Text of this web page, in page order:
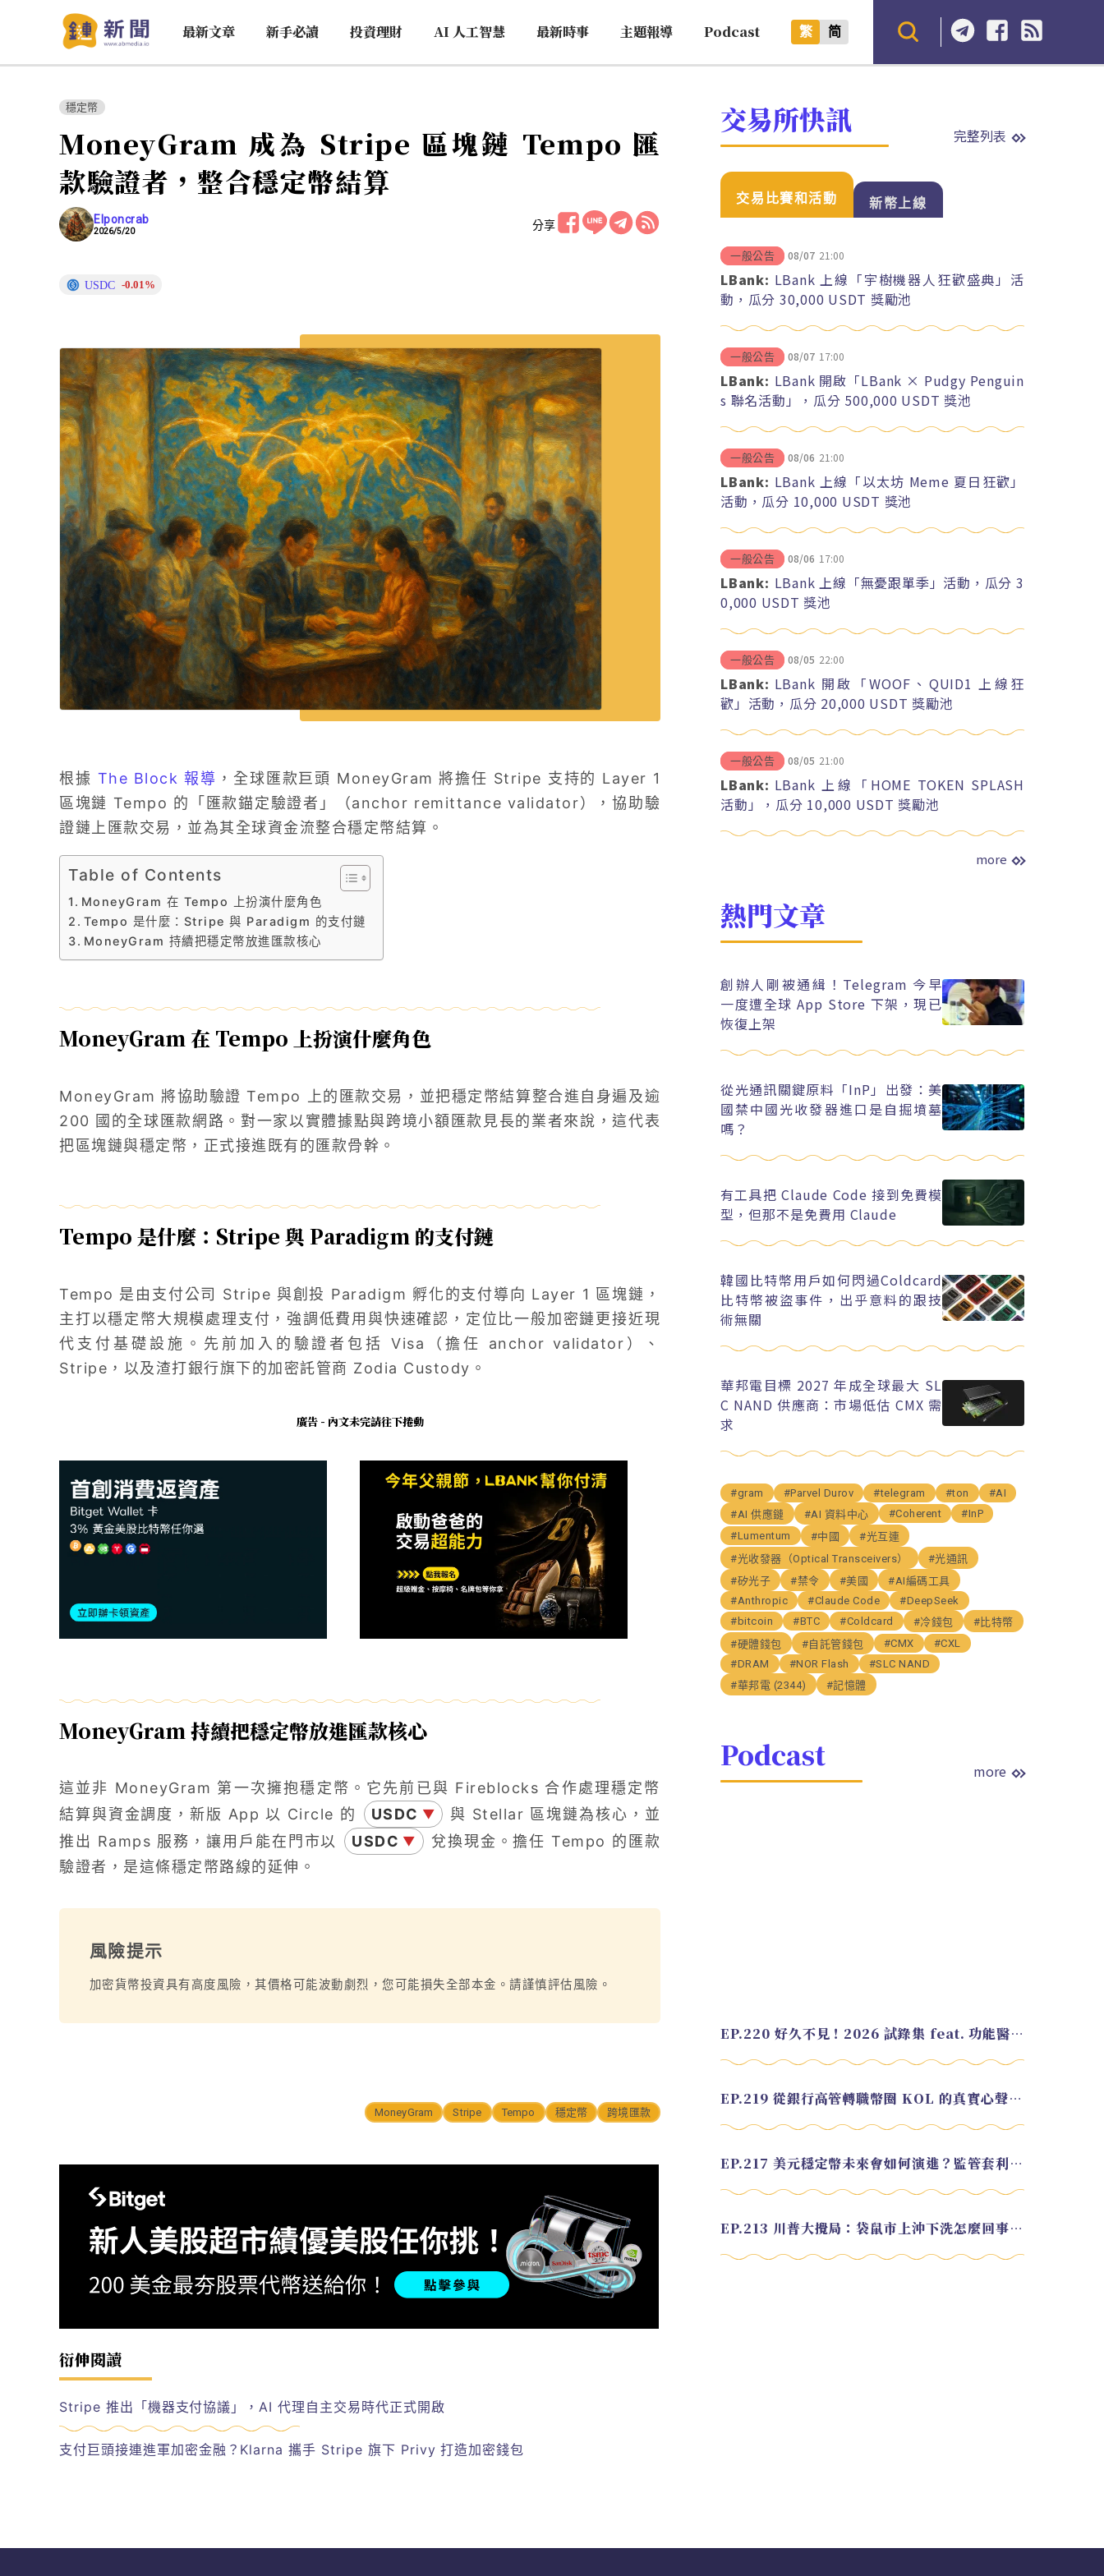
最新文章 新手必讀 投資理財 AI 人工智慧 最新時事 主題報導 Podcast 繁 简
穩定幣
MoneyGram 成為 Stripe 區塊鏈 Tempo 匯
款驗證者，整合穩定幣結算
Elponcrab
2026/5/20 分享
USDC -0.01%
根據 The Block 報導 ，全球匯款巨頭 MoneyGram 將擔任 Stripe 支持的 Layer 1
區塊鏈 Tempo 的「匯款錨定驗證者」（anchor remittance validator），協助驗
證鏈上匯款交易，並為其全球資金流整合穩定幣結算。
Table of Contents
MoneyGram 在 Tempo 上扮演什麼角色
Tempo 是什麼：Stripe 與 Paradigm 的支付鏈
MoneyGram 持續把穩定幣放進匯款核心
MoneyGram 在 Tempo 上扮演什麼角色
MoneyGram 將協助驗證 Tempo 上的匯款交易，並把穩定幣結算整合進自身遍及逾
200 國的全球匯款網路。對一家以實體據點與跨境小額匯款見長的業者來說，這代表
把區塊鏈與穩定幣，正式接進既有的匯款骨幹。
Tempo 是什麼：Stripe 與 Paradigm 的支付鏈
Tempo 是由支付公司 Stripe 與創投 Paradigm 孵化的支付導向 Layer 1 區塊鏈，
主打以穩定幣大規模處理支付，強調低費用與快速確認，定位比一般加密鏈更接近現
代支付基礎設施。先前加入的驗證者包括 Visa（擔任 anchor validator）、
Stripe，以及渣打銀行旗下的加密託管商 Zodia Custody。
廣告 - 內文未完請往下捲動
MoneyGram 持續把穩定幣放進匯款核心
這並非 MoneyGram 第一次擁抱穩定幣。它先前已與 Fireblocks 合作處理穩定幣
結算與資金調度，新版 App 以 Circle 的
USDC ▼
與 Stellar 區塊鏈為核心，並
推出 Ramps 服務，讓用戶能在門市以
USDC ▼
兌換現金。擔任 Tempo 的匯款
驗證者，是這條穩定幣路線的延伸。
風險提示
加密貨幣投資具有高度風險，其價格可能波動劇烈，您可能損失全部本金。請謹慎評估風險。
MoneyGram Stripe Tempo 穩定幣 跨境匯款
衍伸閱讀
Stripe 推出「機器支付協議」，AI 代理自主交易時代正式開啟
支付巨頭接連進軍加密金融？Klarna 攜手 Stripe 旗下 Privy 打造加密錢包
交易所快訊 完整列表
交易比賽和活動 新幣上線
一般公告 08/07 21:00
LBank: LBank 上線「宇樹機器人狂歡盛典」活
動，瓜分 30,000 USDT 獎勵池
一般公告 08/07 17:00
LBank: LBank 開啟「LBank × Pudgy Penguin
s 聯名活動」，瓜分 500,000 USDT 獎池
一般公告 08/06 21:00
LBank: LBank 上線「以太坊 Meme 夏日狂歡」
活動，瓜分 10,000 USDT 獎池
一般公告 08/06 17:00
LBank: LBank 上線「無憂跟單季」活動，瓜分 3
0,000 USDT 獎池
一般公告 08/05 22:00
LBank: LBank 開啟「WOOF、QUID1 上線狂
歡」活動，瓜分 20,000 USDT 獎勵池
一般公告 08/05 21:00
LBank: LBank 上線「HOME TOKEN SPLASH
活動」，瓜分 10,000 USDT 獎勵池
more
熱門文章
創辦人剛被通緝！Telegram 今早
一度遭全球 App Store 下架，現已
恢復上架
從光通訊關鍵原料「InP」出發：美
國禁中國光收發器進口是自掘墳墓
嗎？
有工具把 Claude Code 接到免費模
型，但那不是免費用 Claude
韓國比特幣用戶如何閃過Coldcard
比特幣被盜事件，出乎意料的跟技
術無關
華邦電目標 2027 年成全球最大 SL
C NAND 供應商：市場低估 CMX 需
求
#gram #Parvel Durov #telegram #ton
#AI
#AI 供應鏈
#AI 資料中心 #Coherent
#InP
#Lumentum
#中國
#光互連
#光收發器（Optical Transceivers）
#光通訊
#矽光子
#禁令 #美國
#AI編碼工具
#Anthropic
#Claude Code
#DeepSeek
#bitcoin
#BTC #Coldcard #冷錢包
#比特幣
#硬體錢包
#自託管錢包 #CMX
#CXL
#DRAM
#NOR Flash
#SLC NAND
#華邦電 (2344)
#記憶體
Podcast more
EP.220 好久不見！2026 試錄集 feat. 功能醫學營養師 美寶
EP.219 從銀行高管轉職幣圈 KOL 的真實心聲 feat.龜大
EP.217 美元穩定幣未來會如何演進？監管套利終將收斂？feat. 研究員 余哲安
EP.213 川普大攪局：袋鼠市上沖下洗怎麼回事？feat. Alvin